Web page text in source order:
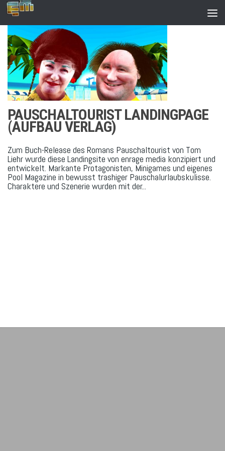
Zum Inhalt springen
PAUSCHALTOURIST LANDINGPAGE
(AUFBAU VERLAG)
Zum Buch-Release des Romans Pauschaltourist von Tom
Liehr wurde diese Landingsite von enrage media konzipiert und
entwickelt. Markante Protagonisten, Minigames und eigenes
Pool Magazine in bewusst trashiger Pauschalurlaubskulisse.
Charaktere und Szenerie wurden mit der...